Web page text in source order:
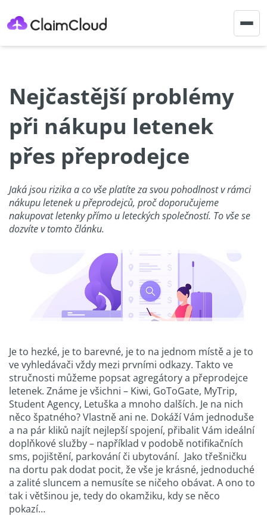
Nejčastější problémy
při nákupu letenek
přes přeprodejce
Jaká jsou rizika a co vše platíte za svou pohodlnost v rámci
nákupu letenek u přeprodejců, proč doporučujeme
nakupovat letenky přímo u leteckých společností. To vše se
dozvíte v tomto článku.
Je to hezké, je to barevné, je to na jednom místě a je to
ve vyhledávači vždy mezi prvními odkazy. Takto ve
stručnosti můžeme popsat agregátory a přeprodejce
letenek. Známe je všichni – Kiwi, GoToGate, MyTrip,
Student Agency, Letuška a mnoho dalších. Je na nich
něco špatného? Vlastně ani ne. Dokáží Vám jednoduše
a na pár kliků najít nejlepší spojení, přibalit Vám ideální
doplňkové služby – například v podobě notifikačních
sms, pojištění, parkování či ubytování. Jako třešničku
na dortu pak dodat pocit, že vše je krásné, jednoduché
a zalité sluncem a nemusíte se ničeho obávat. A ono to
tak i většinou je, tedy do okamžiku, kdy se něco
pokazí…